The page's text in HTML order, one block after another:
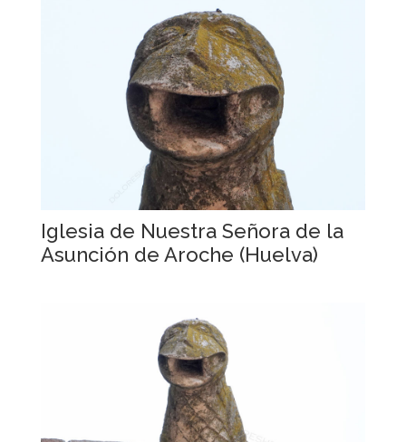
Iglesia de Nuestra Señora de la
Asunción de Aroche (Huelva)